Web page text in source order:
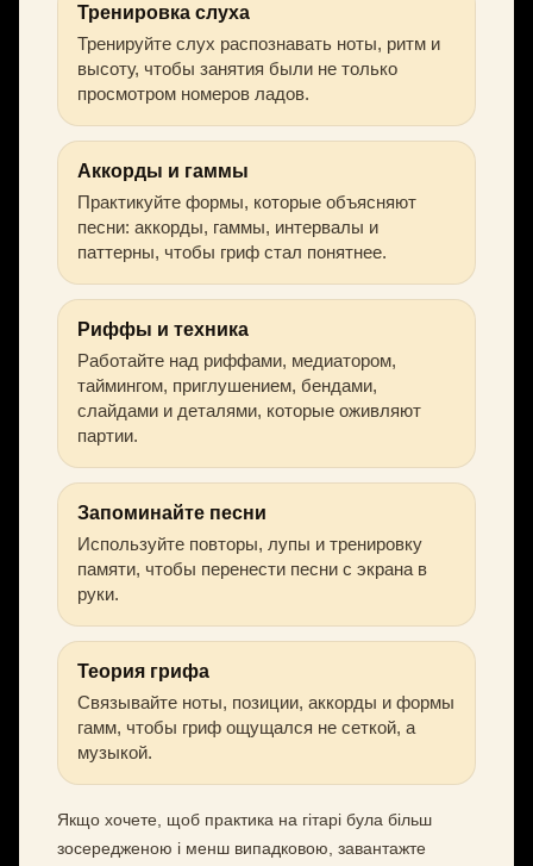
Тренировка слуха
Тренируйте слух распознавать ноты, ритм и
высоту, чтобы занятия были не только
просмотром номеров ладов.
Аккорды и гаммы
Практикуйте формы, которые объясняют
песни: аккорды, гаммы, интервалы и
паттерны, чтобы гриф стал понятнее.
Риффы и техника
Работайте над риффами, медиатором,
таймингом, приглушением, бендами,
слайдами и деталями, которые оживляют
партии.
Запоминайте песни
Используйте повторы, лупы и тренировку
памяти, чтобы перенести песни с экрана в
руки.
Теория грифа
Связывайте ноты, позиции, аккорды и формы
гамм, чтобы гриф ощущался не сеткой, а
музыкой.
Якщо хочете, щоб практика на гітарі була більш
зосередженою і менш випадковою, завантажте